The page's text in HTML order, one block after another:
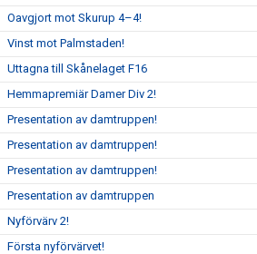
Oavgjort mot Skurup 4–4!
Vinst mot Palmstaden!
Uttagna till Skånelaget F16
Hemmapremiär Damer Div 2!
Presentation av damtruppen!
Presentation av damtruppen!
Presentation av damtruppen!
Presentation av damtruppen
Nyförvärv 2!
Första nyförvärvet!